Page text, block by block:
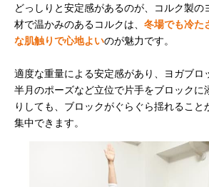
どっしりと安定感があるのが、コルク製の
材で温かみのあるコルクは、 冬場でも冷た
な肌触りで心地よいのが魅力です。
適度な重量による安定感があり、ヨガブロ
半月のポーズなど立位で片手をブロックに
りしても、ブロックがぐらぐら揺れること
集中できます。